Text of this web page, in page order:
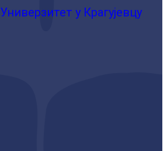
Универзитет у Крагујевцу